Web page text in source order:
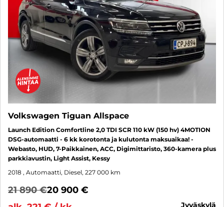
Volkswagen Tiguan Allspace
Launch Edition Comfortline 2,0 TDI SCR 110 kW (150 hv) 4MOTION
DSG-automaatti - 6 kk korotonta ja kulutonta maksuaikaa! -
Webasto, HUD, 7-Paikkainen, ACC, Digimittaristo, 360-kamera plus
parkkiavustin, Light Assist, Kessy
2018 , Automaatti, Diesel, 227 000 km
21 890 €20 900 €
jyväskylä